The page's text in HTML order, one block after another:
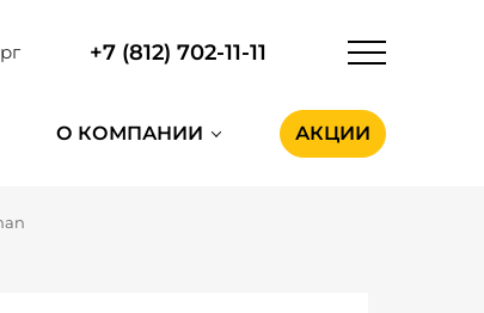
+7 (812) 702-11-11
О КОМПАНИИ АКЦИИ